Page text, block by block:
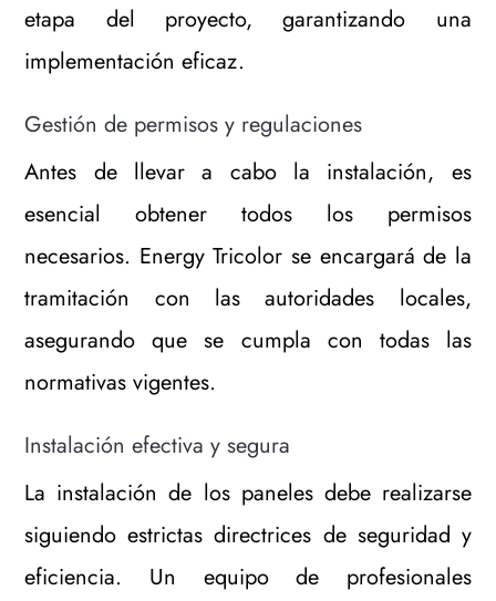
etapa del proyecto, garantizando una
implementación eficaz.
Gestión de permisos y regulaciones
Antes de llevar a cabo la instalación, es
esencial obtener todos los permisos
necesarios. Energy Tricolor se encargará de la
tramitación con las autoridades locales,
asegurando que se cumpla con todas las
normativas vigentes.
Instalación efectiva y segura
La instalación de los paneles debe realizarse
siguiendo estrictas directrices de seguridad y
eficiencia. Un equipo de profesionales